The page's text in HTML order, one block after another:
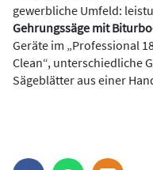
gewerbliche Umfeld:
Gehrungssäge mit
Geräte im „Professional
Clean“, unterschiedliche
Sägeblätter aus einer